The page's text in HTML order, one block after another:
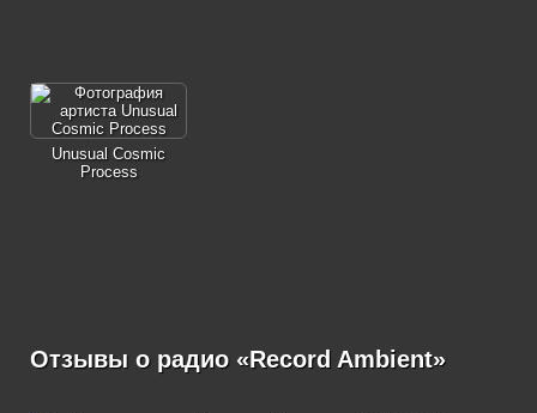
Unusual Cosmic
Process
Отзывы о радио «Record Ambient»